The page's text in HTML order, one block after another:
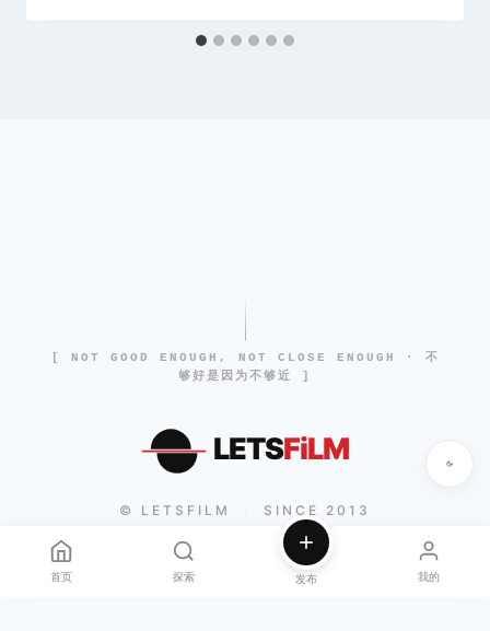
[ NOT GOOD ENOUGH, NOT CLOSE ENOUGH · 不
够好是因为不够近 ]
LETSFiLM
© LETSFILM SINCE 2013
首页 探索 发布 我的